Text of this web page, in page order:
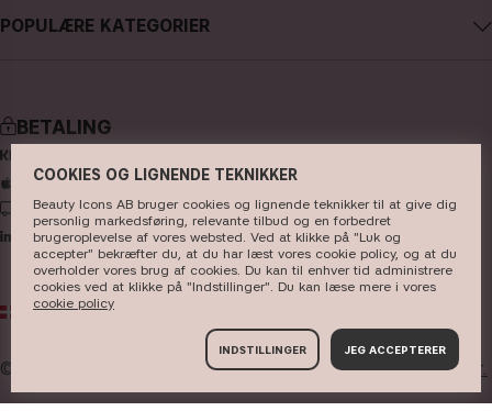
Facebook
Pinterest
POPULÆRE KATEGORIER
makeup
hudpleje
hårpleje
parfume
børster & tilbehør
BETALING
LEVERING
DK DKK
© 2026 Beauty Icons AB. Vi bruger cookies -læs mere her.
COOKIES OG LIGNENDE TEKNIKKER
Beauty Icons AB bruger cookies og lignende teknikker til at give dig
personlig markedsføring, relevante tilbud og en forbedret
brugeroplevelse af vores websted. Ved at klikke på "Luk og
accepter" bekræfter du, at du har læst vores cookie policy, og at du
overholder vores brug af cookies. Du kan til enhver tid administrere
cookies ved at klikke på "Indstillinger". Du kan læse mere i vores
cookie policy
INDSTILLINGER JEG ACCEPTERER